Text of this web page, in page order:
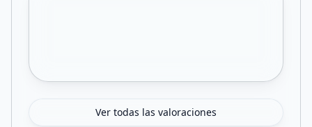
Ver todas las valoraciones